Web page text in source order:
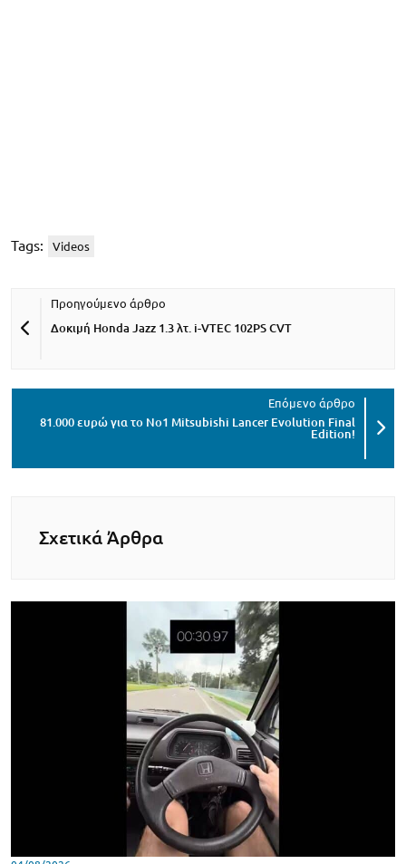
Tags: Videos
Δοκιμή Ηοnda Jazz 1.3 λτ. i-VTEC 102PS CVT
81.000 ευρώ για το Νο1 Mitsubishi Lancer Evolution Final
Edition!
Σχετικά Άρθρα